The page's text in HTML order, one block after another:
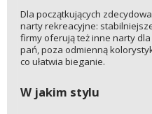
Dla początkujących
narty rekreacyjne:
firmy oferują też inne narty
pań, poza odmienną
co ułatwia bieganie.
W jakim stylu